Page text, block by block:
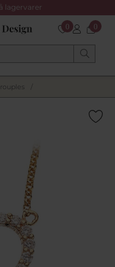
lagervarer
0 0